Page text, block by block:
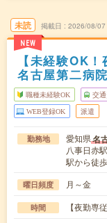
未読
NEW
掲載日 2026/08/07
【未経験OK
名古屋第二病
職種未経験OK 交
WEB登録OK 派遣
勤務地 愛知県名
八事日赤
駅から徒
曜日頻度 月～金
時間 【夜勤専